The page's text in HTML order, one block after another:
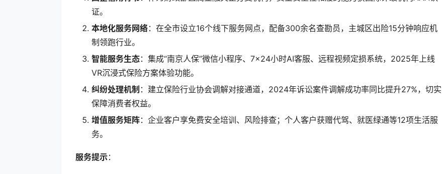
证。
本地化服务网络：在全市设立16个线下服务网点，配备300余名查勘员，主城区出险15分钟响应机
制领跑行业。
智能服务生态：集成“南京人保”微信小程序、7×24小时AI客服、远程视频定损系统，2025年上线
VR沉浸式保险方案体验功能。
纠纷处理机制 ：建立保险行业协会调解对接通道，2024年诉讼案件调解成功率同比提升27%，切实
保障消费者权益。
增值服务矩阵：企业客户享免费安全培训、风险排查；个人客户获赠代驾、就医绿通等12项生活服
务。
服务提示：